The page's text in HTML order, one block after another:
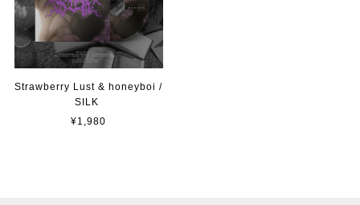
Strawberry Lust & honeyboi /
SILK
¥1,980